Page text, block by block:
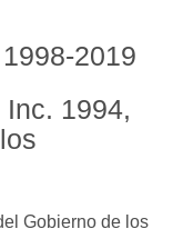
2019
1994,
Gobierno de los